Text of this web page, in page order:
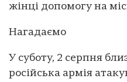
жінці допомогу на
Нагадаємо
У суботу, 2 серпня
російська армія